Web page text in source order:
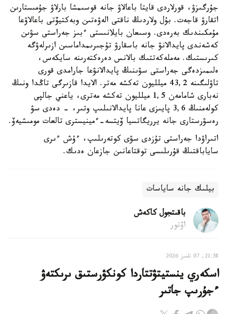
جۇرگىزۋ، قورلاردى قايتا باعالاۋ جانە قوسىمشا بارلاۋ جۇمىستارىن
اتقارۋ قاجەت. بۇل ولاردىڭ ناقتى الەۋەتىن وبەكتيۆتى باعالاۋعا
مۇمكىندىك بەرەدى. وسىعان بايلانىستى ءبىز جەراستى سۋىن
كەشەندى پايدالانۋ جانە باسقارۋ تۇجىرىمداماسىن ازىرلەۋگە
كىرىستىك. مەملەكەتتىك بالانس دەرەكتەرىنە سايكەس،
ەلىمىزدەگى جەراستى سۋىنىڭ پايدالانۋعا جارامدى قورى
تاۋلىگىنە 43,2 ميلليون تەكشە مەتر. الايدا قازىرگى تاڭدا ونىڭ
نەبارى شامامەن 1,5 ميلليون تەكشە مەترى، ياعني جالپى
كولەمنىڭ 3,6 پايىزى عانا پايدالانىلىپ وتىر، - دەدى سۋ
رەسۋرستارى جانە يرريگاتسيا ۆيتسە-ءمينيسترى تالعات مومىشيەۆ.
اتىراۋدا جەراستى تۇزدى سۋى كوتەرىلىپ، ءۇش ءىرى
ساياباقتىڭ قۇرىلىسى توقتاعانىن جازعان ەدىك.
بيلىك جانە ساياسات
باقىتجول كاكەش
اۆتور
21:58, 07 تامىز 2026
اسكەري ينستيتۋتتاردا كونكۋرستىق ىرىكتەۋ
ءجۇرىپ جاتىر